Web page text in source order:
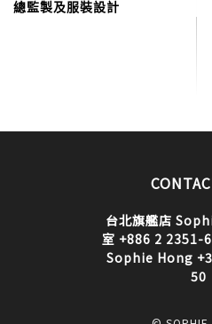
總監製及服裝設計
台北旗艦店
室 +886 2 2351-
Sophie Hong
50